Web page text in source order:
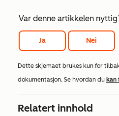
Var denne artikkelen
Ja Nei
Dette skjemaet brukes kun for
dokumentasjon. Se hvordan du kan
Relatert innhold